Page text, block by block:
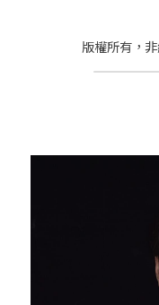
版權所有，